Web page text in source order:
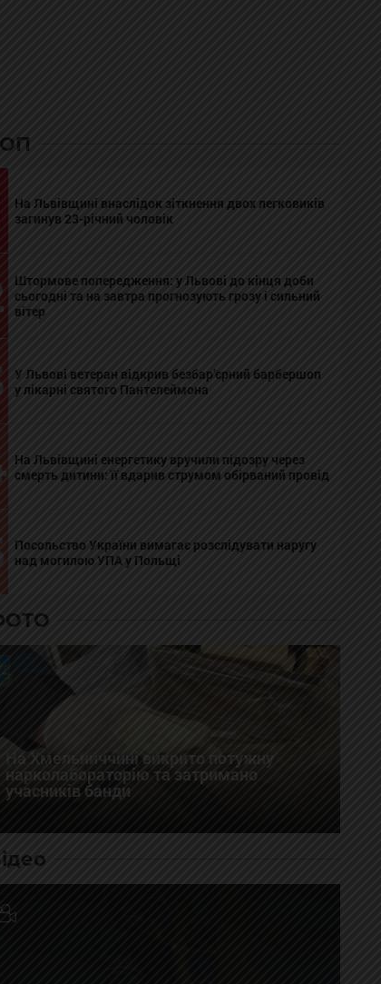
На Львівщині внаслідок зіткнення двох легковиків
загинув 23-річний чоловік
Штормове попередження: у Львові до кінця доби
сьогодні та на завтра прогнозують грозу і сильний
вітер
У Львові ветеран відкрив безбар’єрний барбершоп
у лікарні святого Пантелеймона
На Львівщині енергетику вручили підозру через
смерть дитини: її вдарив струмом обірваний провід
Посольство України вимагає розслідувати наругу
над могилою УПА у Польщі
На Хмельниччині викрито потужну
нарколабораторію та затримано
учасників банди